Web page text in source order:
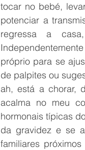
tocar no bebé,
potenciar a
regressa a
próprio para se
de palpites ou
ah, está a chorar,
acalma no meu
hormonais típicas
da gravidez e se
familiares